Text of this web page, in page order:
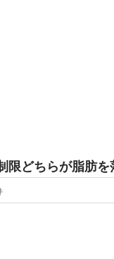
限どちらが脂肪を